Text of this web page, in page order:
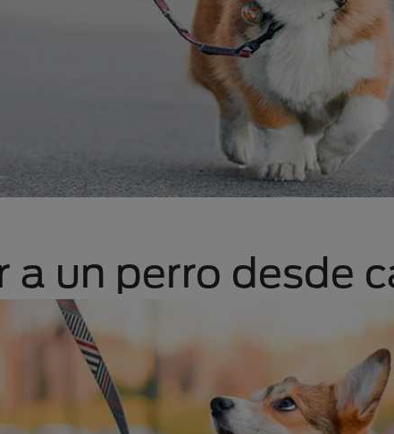
a un perro desde